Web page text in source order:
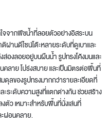
จจากพืชน้ำที่ลอยตัวอย่างอิสระบน
านดีไซน์โต๊ะหลายระดับที่ดูเบาและ
องลอยอยู่บนผืนน้ำ รูปทรงโค้งมนและ
ลาย โปร่งสบาย และเป็นมิตรต่อพื้นที่
ดุลของรูปทรงมากกว่ารายละเอียดที่
ระดับความสูงที่แตกต่างกัน ช่วยสร้าง
ตัว เหมาะสำหรับพื้นที่นั่งเล่นที่
ผ่อนคลาย.